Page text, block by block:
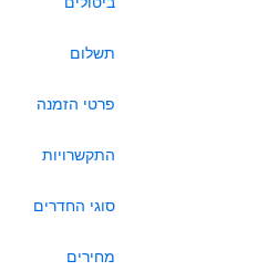
תשלום
פרטי הזמנה
התקשרויות
סוגי החדרים
מחירים